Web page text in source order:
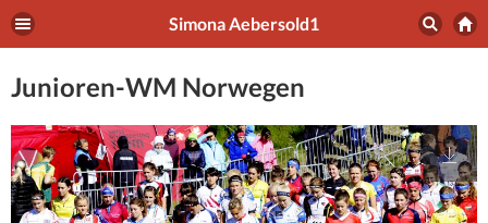
Simona Aebersold1
Junioren-WM Norwegen